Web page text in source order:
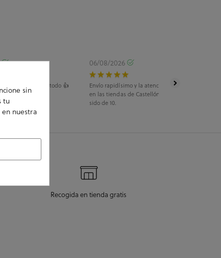
y rápido envío, todo 👍
06/08/2026
Envío rapidísimo y la atención telefónica, tanto
en las tiendas de Castellón como Salamanca ha
sido de 10.
Recogida en tienda gratis
sin
tu
nuestra